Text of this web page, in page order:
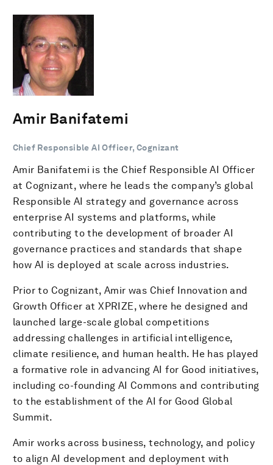
Amir Banifatemi
Chief Responsible AI Officer, Cognizant
Amir Banifatemi is the Chief Responsible AI Officer
at Cognizant, where he leads the company’s global
Responsible AI strategy and governance across
enterprise AI systems and platforms, while
contributing to the development of broader AI
governance practices and standards that shape
how AI is deployed at scale across industries.
Prior to Cognizant, Amir was Chief Innovation and
Growth Officer at XPRIZE, where he designed and
launched large-scale global competitions
addressing challenges in artificial intelligence,
climate resilience, and human health. He has played
a formative role in advancing AI for Good initiatives,
including co-founding AI Commons and contributing
to the establishment of the AI for Good Global
Summit.
Amir works across business, technology, and policy
to align AI development and deployment with